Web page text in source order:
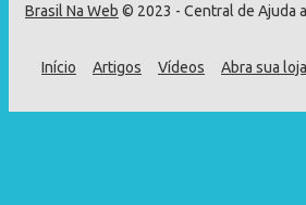
Brasil Na Web © 2023 - Central de Ajuda
Início Artigos Vídeos Abra sua loja